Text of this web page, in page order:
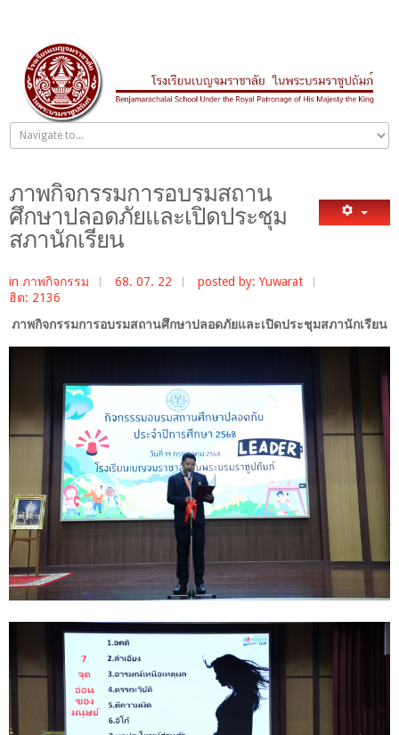
ภาพกิจกรรมการอบรมสถาน
ศึกษาปลอดภัยและเปิดประชุม
สภานักเรียน
in ภาพกิจกรรม 68. 07. 22
posted by: Yuwarat
ฮิต: 2136
ภาพกิจกรรมการอบรมสถานศึกษาปลอดภัยและเปิดประชุมสภานักเรียน